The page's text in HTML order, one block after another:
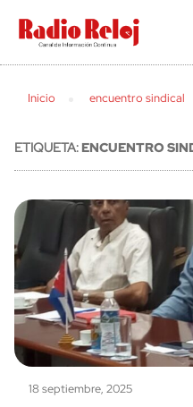
cerrar
Inicio encuentro sindical
ETIQUETA:ENCUENTRO
18 septiembre, 2025